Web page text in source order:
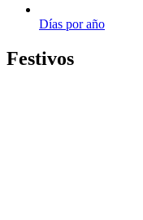
Días por año
Festivos